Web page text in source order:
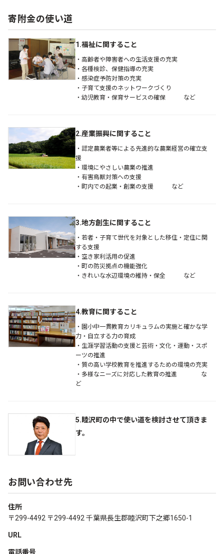
寄附金の使い道
1.福祉に関すること
・高齢者や障害者への生活支援の充実
・各種検診、保健指導の充実
・感染症予防対策の充実
・子育て支援のネットワークづくり
・幼児教育・保育サービスの確保 など
2.産業振興に関すること
・認定農業者等による先進的な農業経営の確立支
援
・環境にやさしい農業の推進
・有害鳥獣対策への支援
・町内での起業・創業の支援 など
3.地方創生に関すること
・若者・子育て世代を対象とした移住・定住に関
する支援
・空き家利活用の促進
・町の防災拠点の機能強化
・きれいな水辺環境の維持・保全 など
4.教育に関すること
・園小中一貫教育カリキュラムの実施と確かな学
力・自立する力の育成
・生涯学習活動の支援と芸術・文化・運動・スポ
ーツの推進
・質の高い学校教育を推進するための環境の充実
・多様なニーズに対応した教育の推進 な
ど
5.睦沢町の中で使い道を検討させて頂きま
す。
お問い合わせ先
住所
〒299-4492 〒299-4492 千葉県長生郡睦沢町下之郷1650-1
URL
電話番号